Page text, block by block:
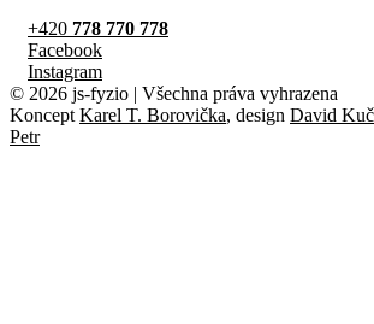
+420 778 770 778
Facebook
Instagram
© 2026 js-fyzio | Všechna práva vyhrazena
Koncept Karel T. Borovička, design David
Petr